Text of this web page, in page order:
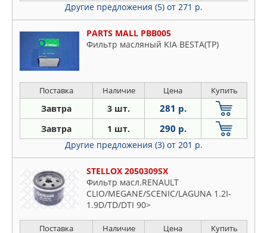
Другие предложения (5) от 271 р.
PARTS MALL PBB005
Фильтр масляный KIA BESTA(TP)
Поставка Наличие Цена Купить
Завтра 3 шт. 281 р.
Завтра 1 шт. 290 р.
Другие предложения (3) от 201 р.
STELLOX 2050309SX
Фильтр масл.RENAULT
CLIO/MEGANE/SCENIC/LAGUNA 1.2I-
1.9D/TD/DTI 90>
Поставка Наличие Цена Купить